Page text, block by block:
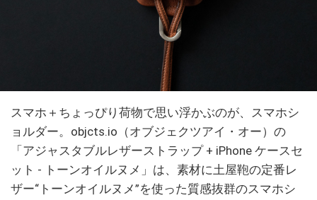
スマホ＋ちょっぴり荷物で思い浮かぶのが、スマホシ
ョルダー。objcts.io（オブジェクツアイ・オー）の
「アジャスタブルレザーストラップ + iPhone ケースセ
ット - トーンオイルヌメ」は、素材に土屋鞄の定番レ
ザー“トーンオイルヌメ”を使った質感抜群のスマホシ